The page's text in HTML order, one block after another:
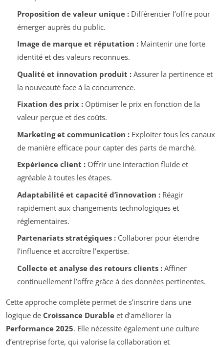
Proposition de valeur unique : Différencier l’offre pour
émerger auprès du public.
Image de marque et réputation : Maintenir une forte
identité et des valeurs reconnues.
Qualité et innovation produit : Assurer la pertinence et
la nouveauté face à la concurrence.
Fixation des prix : Optimiser le prix en fonction de la
valeur perçue et des coûts.
Marketing et communication : Exploiter tous les canaux
de manière efficace pour capter des parts de marché.
Expérience client : Offrir une interaction fluide et
agréable à toutes les étapes.
Adaptabilité et capacité d’innovation : Réagir
rapidement aux changements technologiques et
réglementaires.
Partenariats stratégiques : Collaborer pour étendre
l’influence et accroître l’expertise.
Collecte et analyse des retours clients : Affiner
continuellement l’offre grâce à des données pertinentes.
Cette approche complète permet de s’inscrire dans une
logique de Croissance Durable et d’améliorer la
Performance 2025. Elle nécessite également une culture
d’entreprise forte, qui valorise la collaboration et